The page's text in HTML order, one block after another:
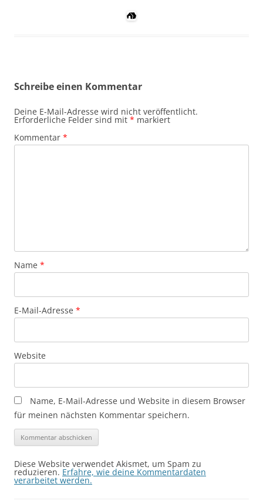
Schreibe einen Kommentar
Deine E-Mail-Adresse wird nicht veröffentlicht.
Erforderliche Felder sind mit * markiert
Kommentar *
Name *
E-Mail-Adresse *
Website
Name, E-Mail-Adresse und Website in diesem Browser
für meinen nächsten Kommentar speichern.
Diese Website verwendet Akismet, um Spam zu
reduzieren. Erfahre, wie deine Kommentardaten
verarbeitet werden.